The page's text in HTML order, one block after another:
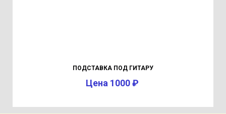
ПОДСТАВКА ПОД ГИТАРУ
Цена 1000 ₽